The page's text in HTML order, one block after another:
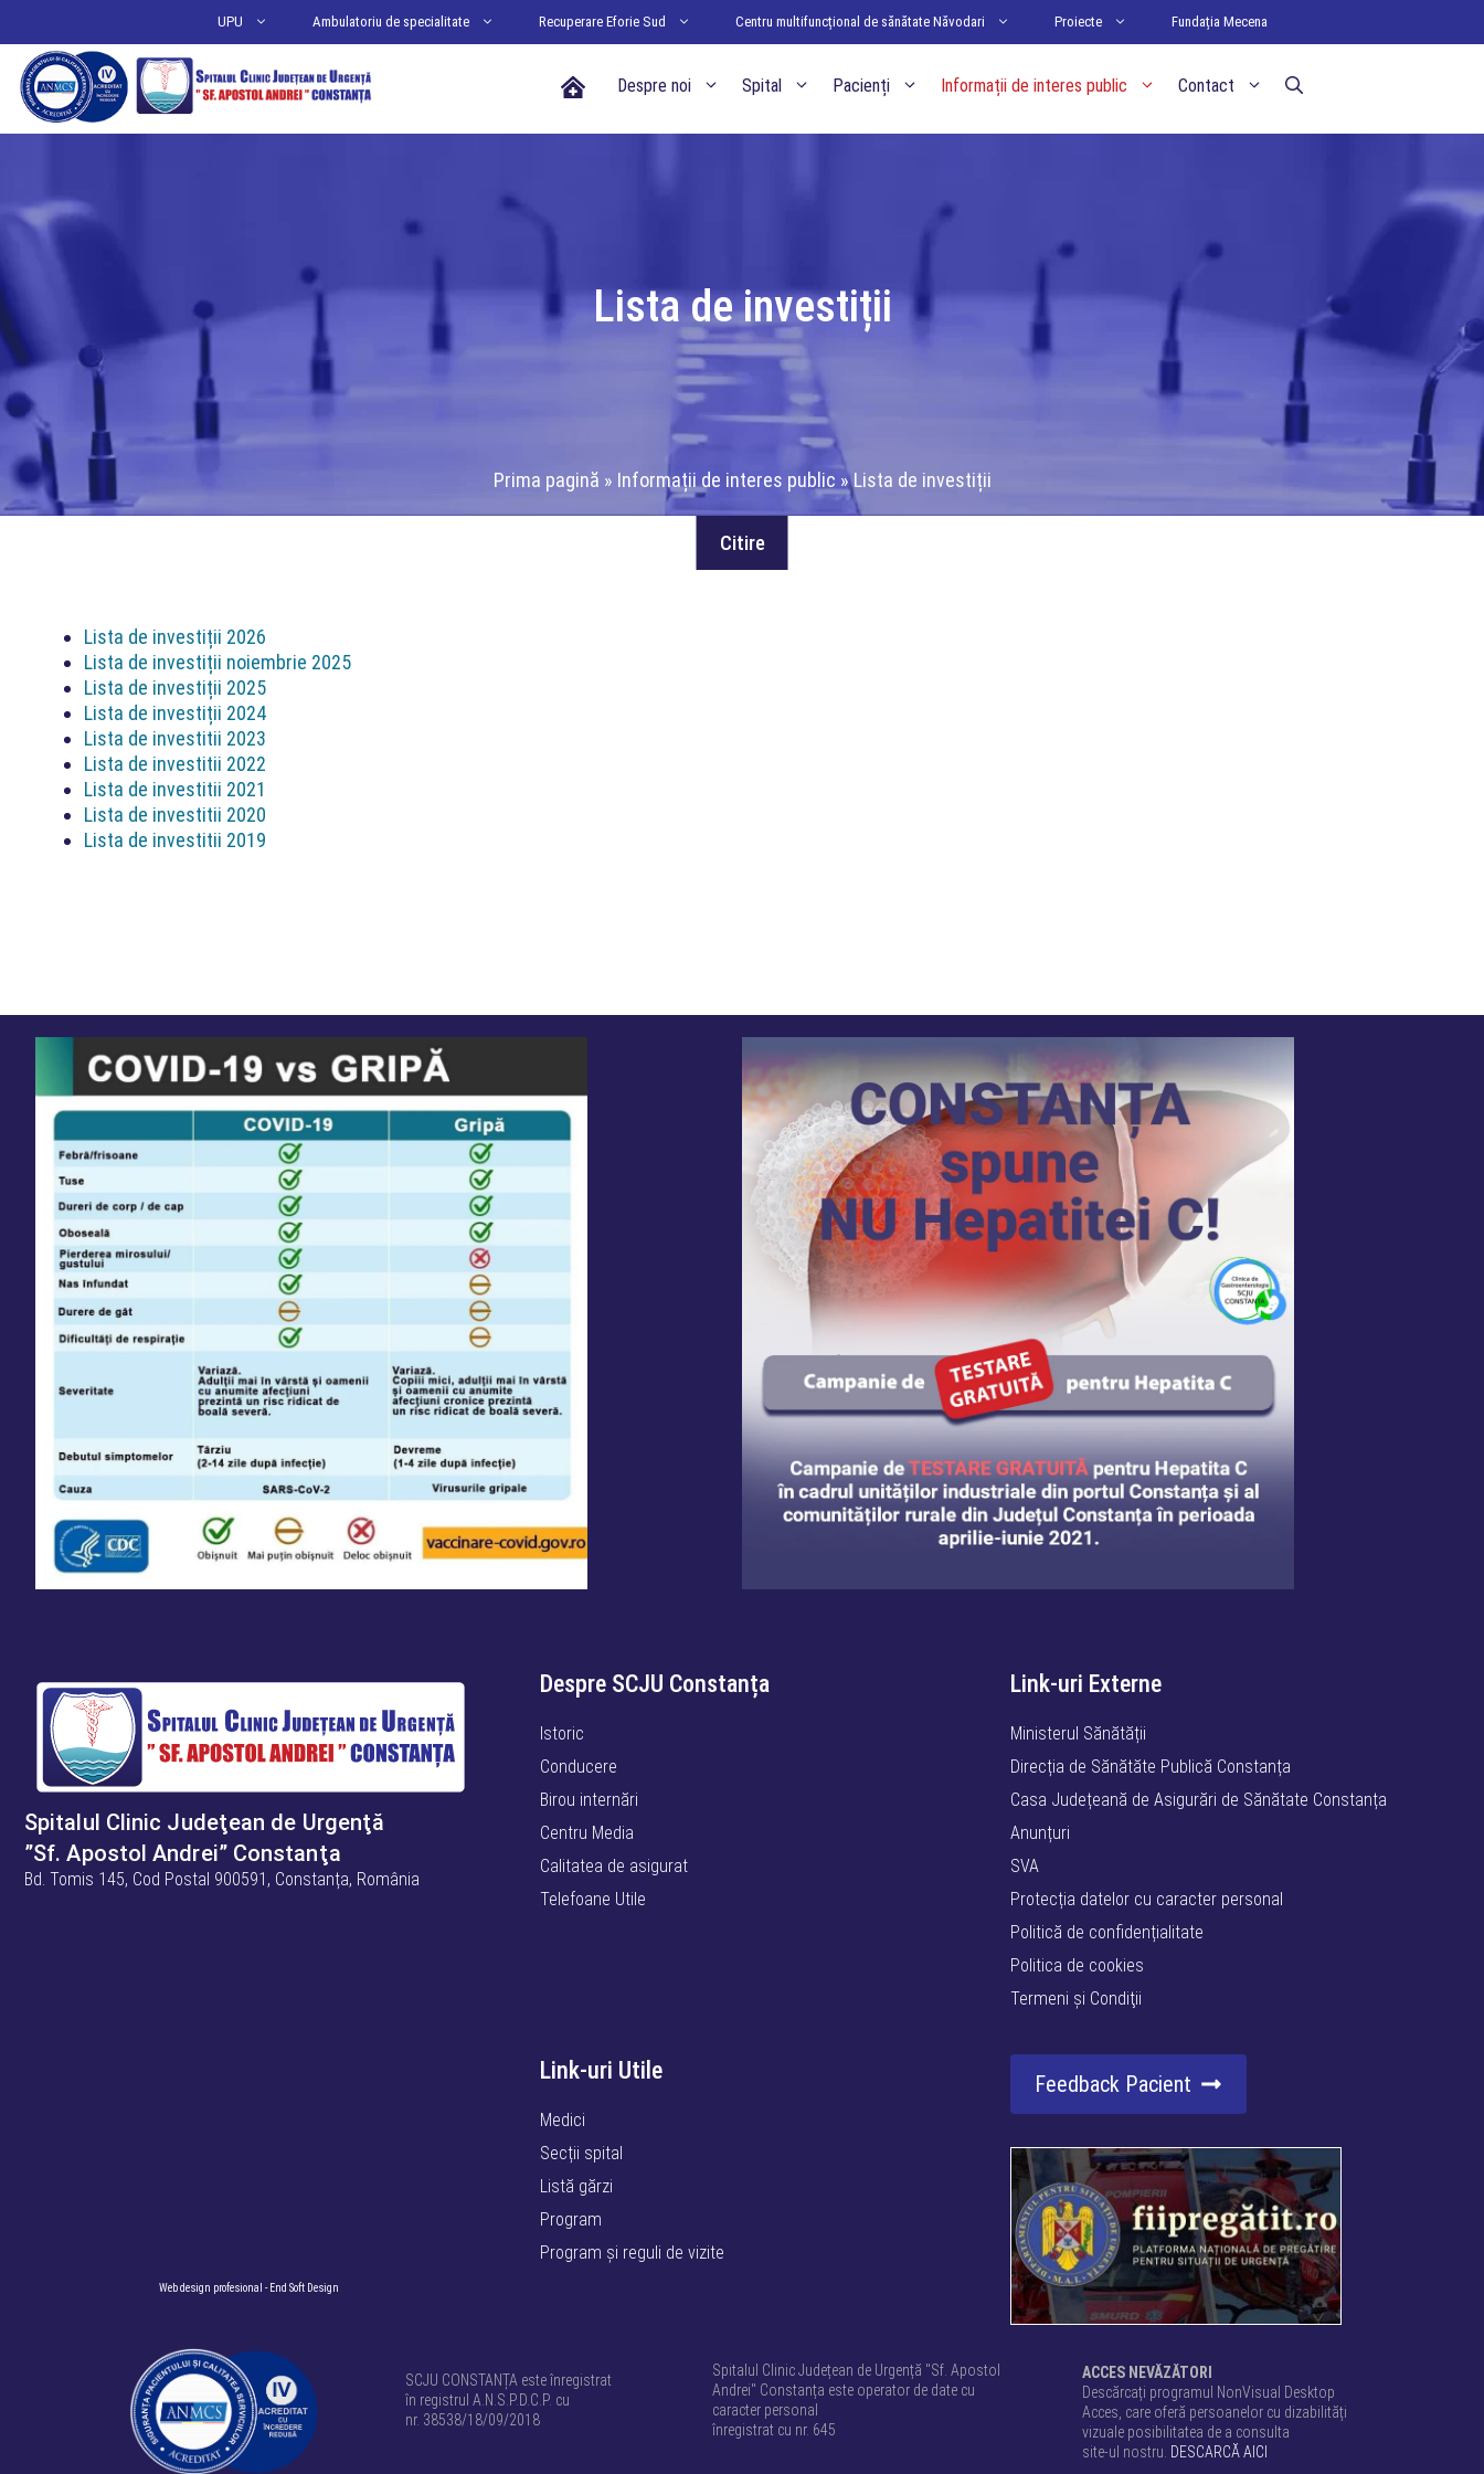
conținut
UPU Ambulatoriu de specialitate Recuperare Eforie Sud Centru multifuncțional de sănătate Năvodari Proiecte Fundația Mecena
Acasa Despre noi Spital Pacienți Informații de interes public Contact
Prima pagină » Informații de interes public »Lista de investiții
Lista de investiții
Lista de investiții 2026
Lista de investiții noiembrie 2025
Lista de investiții 2025
Lista de investiții 2024
Lista de investitii 2023
Lista de investitii 2022
Lista de investitii 2021
Lista de investitii 2020
Lista de investitii 2019
Spitalul Clinic Judeţean de Urgenţă
”Sf. Apostol Andrei” Constanţa
Bd. Tomis 145, Cod Postal 900591, Constanța, România
Despre SCJU Constanța
Istoric
Conducere
Birou internări
Centru Media
Calitatea de asigurat
Telefoane Utile
Link-uri Externe
Ministerul Sănătății
Direcția de Sănătăte Publică Constanța
Casa Județeană de Asigurări de Sănătate Constanța
Anunțuri
SVA
Protecția datelor cu caracter personal
Politică de confidențialitate
Politica de cookies
Termeni şi Condiţii
Web design profesional - End Soft Design
Link-uri Utile
Medici
Secții spital
Listă gărzi
Program
Program și reguli de vizite
Feedback Pacient
SCJU CONSTANȚA este înregistrat
în registrul A.N.S.P.D.C.P. cu
nr. 38538/18/09/2018
Spitalul Clinic Județean de Urgență "Sf. Apostol
Andrei" Constanța este operator de date cu
caracter personal
înregistrat cu nr. 645
ACCES NEVĂZĂTORI
Descărcați programul NonVisual Desktop
Acces, care oferă persoanelor cu dizabilități
vizuale posibilitatea de a consulta
site-ul nostru. DESCARCĂ AICI